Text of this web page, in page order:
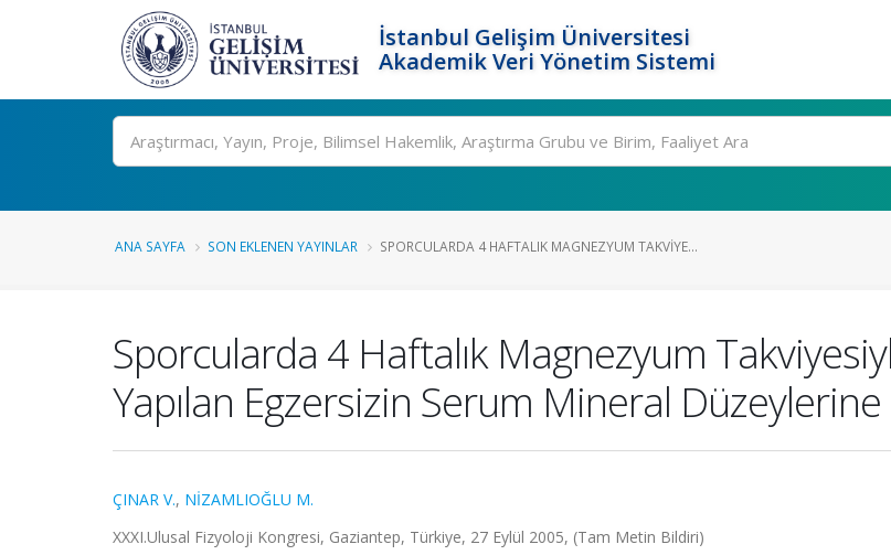
İstanbul Gelişim Üniversitesi
Akademik Veri Yönetim Sistemi
Ara
ANA SAYFA SON EKLENEN YAYINLAR SPORCULARDA 4 HAFTALIK MAGNEZYUM TAKVIYE...
Sporcularda 4 Haftalık Magnezyum
Yapılan Egzersizin Serum Mineral Düzeylerine
ÇINAR V., NİZAMLIOĞLU M.
XXXI.Ulusal Fizyoloji Kongresi, Gaziantep, Türkiye, 27 Eylül 2005, (Tam Metin Bildiri)